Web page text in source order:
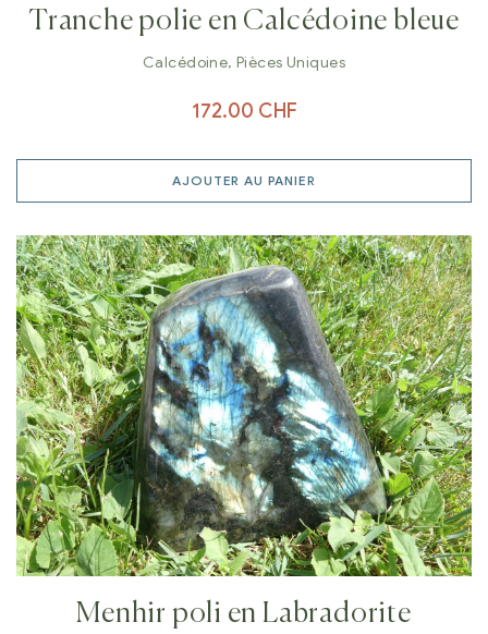
Tranche polie en Calcédoine bleue
Calcédoine,Pièces Uniques
172.00 CHF
AJOUTER AU PANIER
Menhir poli en Labradorite